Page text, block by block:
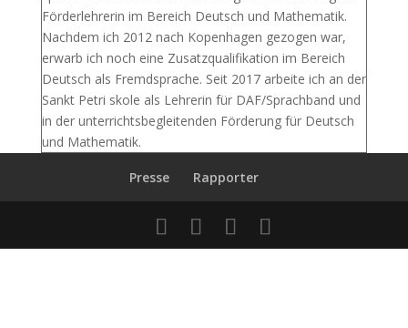
Förderlehrerin im Bereich Deutsch und Mathematik.
Nachdem ich 2012 nach Kopenhagen gezogen war,
erwarb ich noch eine Zusatzqualifikation im Bereich
Deutsch als Fremdsprache. Seit 2017 arbeite ich an der
Sankt Petri skole als Lehrerin für DAF/Sprachband und
in der unterrichtsbegleitenden Förderung für Deutsch
und Mathematik.
Presse Rapporter